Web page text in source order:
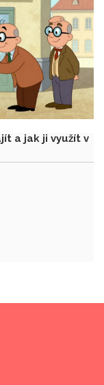
a jak ji využít v